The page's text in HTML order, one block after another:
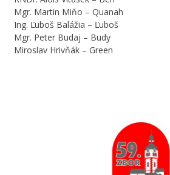
Mgr. Martin Miňo – Quanah
Ing. Ľuboš Balážia – Ľuboš
Mgr. Peter Budaj – Budy
Miroslav Hrivňák – Green